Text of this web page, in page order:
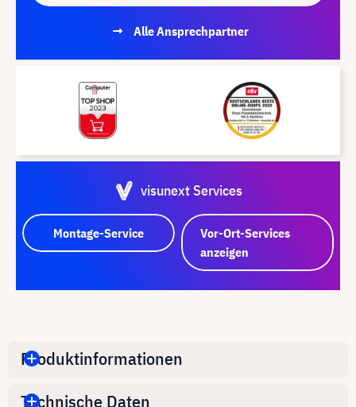
Alle Ansprechpartner
visunext Services
Montage-Service
Vor-Ort-Services
anzeigen
Produktinformationen
Technische Daten